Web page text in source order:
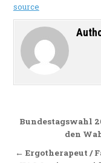
source
Bundestagswahl
den
← Ergotherapeut /